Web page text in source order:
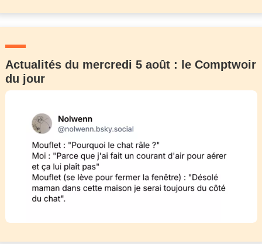
Actualités du mercredi 5 août : le Comptwoir
du jour